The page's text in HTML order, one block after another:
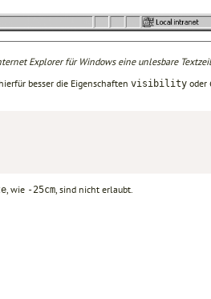
Explorer für Windows eine unlesbare
besser die Eigenschaften visibility oder
, wie -25cm, sind nicht erlaubt.